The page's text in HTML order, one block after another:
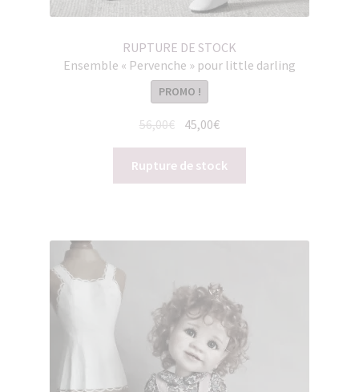
RUPTURE DE STOCK
Ensemble « Pervenche » pour little darling
PROMO !
56,00€ Le
prix
initial
était :
45,00€Le
prix
actuel
est :
Rupture de stock